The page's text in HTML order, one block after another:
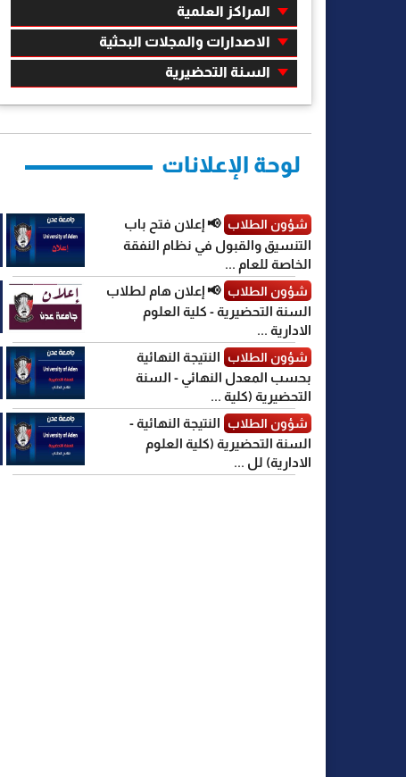
المراكز العلمية
الاصدارات والمجلات البحثية
السنة التحضيرية
لوحة الإعلانات
شؤون الطلاب 📢 إعلان فتح باب
التنسيق والقبول في نظام النفقة
الخاصة للعام ...
شؤون الطلاب 📢 إعلان هام لطلاب
السنة التحضيرية - كلية العلوم
الادارية ...
شؤون الطلاب
النتيجة النهائية
بحسب المعدل النهائي - السنة
التحضيرية (كلية ...
شؤون الطلاب
النتيجة النهائية -
السنة التحضيرية (كلية العلوم
الادارية) لل ...